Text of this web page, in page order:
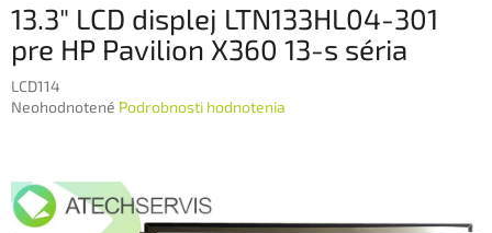
13.3" LCD displej LTN133HL04-301
pre HP Pavilion X360 13-s séria
LCD114
Priemerné
0,0
z
Neohodnotené Podrobnosti hodnotenia